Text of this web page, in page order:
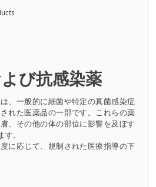
び抗感染薬
、一般的に細菌や特定の真菌感染症
れた医薬品の一部です。これらの薬
、その他の体の部位に影響を及ぼす
。
に応じて、規制された医療指導の下